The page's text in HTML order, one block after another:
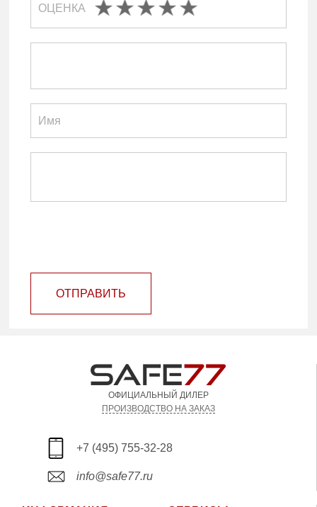
ОЦЕНКА
ОТПРАВИТЬ
ОФИЦИАЛЬНЫЙ ДИЛЕР
ПРОИЗВОДСТВО НА ЗАКАЗ
+7 (495) 755-32-28
info@safe77.ru